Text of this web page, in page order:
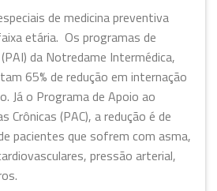
de medicina preventiva
etária. Os programas de
da Notredame Intermédica,
65% de redução em internação
Já o Programa de Apoio ao
Crônicas (PAC), a redução é de
pacientes que sofrem com asma,
pressão arterial,